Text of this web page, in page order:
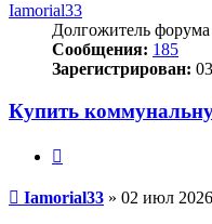
Iamorial33
Долгожитель форума
Сообщения: 185
Зарегистрирован:
Купить
Сообщение
Iamorial33 » 02 июл